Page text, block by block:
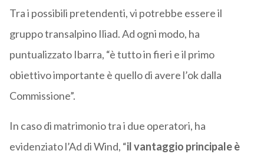
Tra i possibili pretendenti, vi potrebbe essere il
gruppo transalpino Iliad. Ad ogni modo, ha
puntualizzato Ibarra, “è tutto in fieri e il primo
obiettivo importante è quello di avere l’ok dalla
Commissione”.
In caso di matrimonio tra i due operatori, ha
evidenziato l’Ad di Wind, “il vantaggio principale è